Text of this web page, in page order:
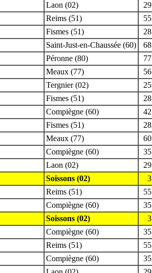
Laon (02)
Reims (51)
Fismes (51)
Saint-Just-en-Chaussée (60)
Péronne (80)
Meaux (77)
Tergnier (02)
Fismes (51)
Compiègne (60)
Fismes (51)
Meaux (77)
Compiègne (60)
Laon (02)
Soissons (02)
Reims (51)
Compiègne (60)
Soissons (02)
Compiègne (60)
Reims (51)
Compiègne (60)